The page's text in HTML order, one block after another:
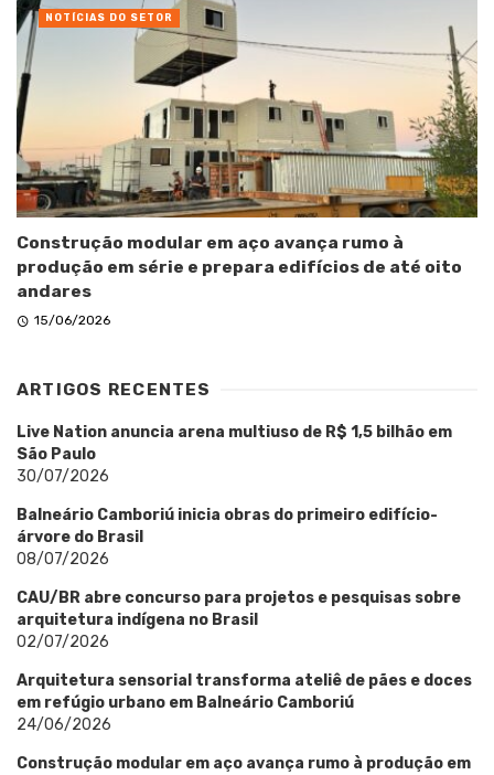
Construção modular em aço avança rumo à
produção em série e prepara edifícios de até oito
andares
15/06/2026
NOTÍCIAS DO SETOR
ARTIGOS RECENTES
Live Nation anuncia arena multiuso de R$ 1,5 bilhão em
São Paulo
30/07/2026
Balneário Camboriú inicia obras do primeiro edifício-
árvore do Brasil
08/07/2026
CAU/BR abre concurso para projetos e pesquisas sobre
arquitetura indígena no Brasil
02/07/2026
Arquitetura sensorial transforma ateliê de pães e doces
em refúgio urbano em Balneário Camboriú
24/06/2026
Construção modular em aço avança rumo à produção em